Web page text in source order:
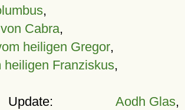
,
Cabra,
heiligen Gregor,
heiligen Franziskus,
Aodh Glas,